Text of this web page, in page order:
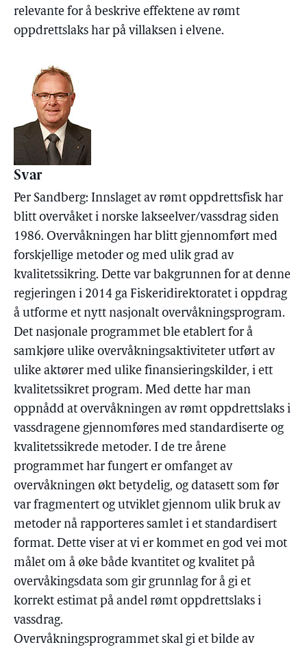
relevante for å beskrive effektene av rømt
oppdrettslaks har på villaksen i elvene.
Svar
Per Sandberg: Innslaget av rømt oppdrettsfisk har
blitt overvåket i norske lakseelver/vassdrag siden
1986. Overvåkningen har blitt gjennomført med
forskjellige metoder og med ulik grad av
kvalitetssikring. Dette var bakgrunnen for at denne
regjeringen i 2014 ga Fiskeridirektoratet i oppdrag
å utforme et nytt nasjonalt overvåkningsprogram.
Det nasjonale programmet ble etablert for å
samkjøre ulike overvåkningsaktiviteter utført av
ulike aktører med ulike finansieringskilder, i ett
kvalitetssikret program. Med dette har man
oppnådd at overvåkningen av rømt oppdrettslaks i
vassdragene gjennomføres med standardiserte og
kvalitetssikrede metoder. I de tre årene
programmet har fungert er omfanget av
overvåkningen økt betydelig, og datasett som før
var fragmentert og utviklet gjennom ulik bruk av
metoder nå rapporteres samlet i et standardisert
format. Dette viser at vi er kommet en god vei mot
målet om å øke både kvantitet og kvalitet på
overvåkingsdata som gir grunnlag for å gi et
korrekt estimat på andel rømt oppdrettslaks i
vassdrag.
Overvåkningsprogrammet skal gi et bilde av